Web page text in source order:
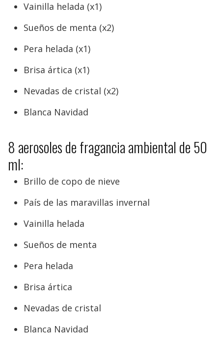
Vainilla helada (x1)
Sueños de menta (x2)
Pera helada (x1)
Brisa ártica (x1)
Nevadas de cristal (x2)
Blanca Navidad
8 aerosoles de fragancia ambiental de 50
ml:
Brillo de copo de nieve
País de las maravillas invernal
Vainilla helada
Sueños de menta
Pera helada
Brisa ártica
Nevadas de cristal
Blanca Navidad